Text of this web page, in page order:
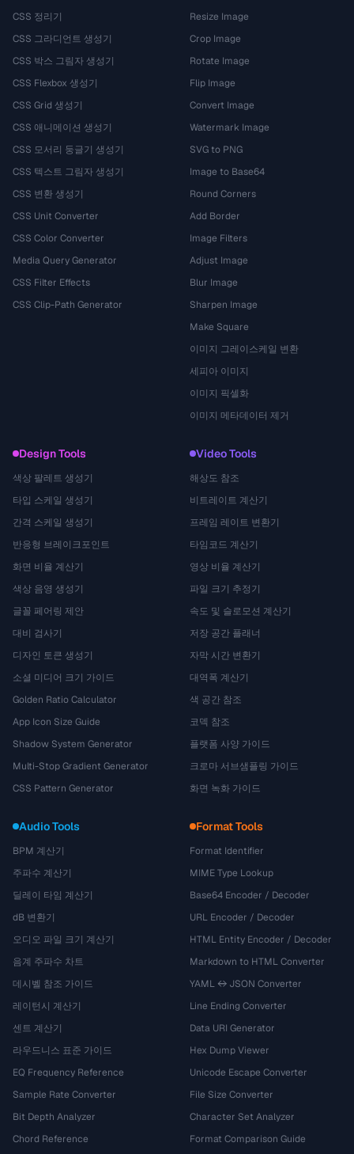
CSS 정리기
CSS 그라디언트 생성기
CSS 박스 그림자 생성기
CSS Flexbox 생성기
CSS Grid 생성기
CSS 애니메이션 생성기
CSS 모서리 둥글기 생성기
CSS 텍스트 그림자 생성기
CSS 변환 생성기
CSS Unit Converter
CSS Color Converter
Media Query Generator
CSS Filter Effects
CSS Clip-Path Generator
Resize Image
Crop Image
Rotate Image
Flip Image
Convert Image
Watermark Image
SVG to PNG
Image to Base64
Round Corners
Add Border
Image Filters
Adjust Image
Blur Image
Sharpen Image
Make Square
이미지 그레이스케일 변환
세피아 이미지
이미지 픽셀화
이미지 메타데이터 제거
Design Tools
색상 팔레트 생성기
타입 스케일 생성기
간격 스케일 생성기
반응형 브레이크포인트
화면 비율 계산기
색상 음영 생성기
글꼴 페어링 제안
대비 검사기
디자인 토큰 생성기
소셜 미디어 크기 가이드
Golden Ratio Calculator
App Icon Size Guide
Shadow System Generator
Multi-Stop Gradient Generator
CSS Pattern Generator
Video Tools
해상도 참조
비트레이트 계산기
프레임 레이트 변환기
타임코드 계산기
영상 비율 계산기
파일 크기 추정기
속도 및 슬로모션 계산기
저장 공간 플래너
자막 시간 변환기
대역폭 계산기
색 공간 참조
코덱 참조
플랫폼 사양 가이드
크로마 서브샘플링 가이드
화면 녹화 가이드
Audio Tools
BPM 계산기
주파수 계산기
딜레이 타임 계산기
dB 변환기
오디오 파일 크기 계산기
음계 주파수 차트
데시벨 참조 가이드
레이턴시 계산기
센트 계산기
라우드니스 표준 가이드
EQ Frequency Reference
Sample Rate Converter
Bit Depth Analyzer
Chord Reference
Format Tools
Format Identifier
MIME Type Lookup
Base64 Encoder / Decoder
URL Encoder / Decoder
HTML Entity Encoder / Decoder
Markdown to HTML Converter
YAML ↔ JSON Converter
Line Ending Converter
Data URI Generator
Hex Dump Viewer
Unicode Escape Converter
File Size Converter
Character Set Analyzer
Format Comparison Guide